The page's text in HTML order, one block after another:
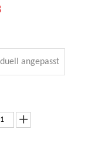
angepasst